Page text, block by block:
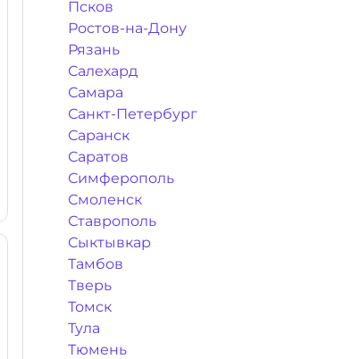
Псков
Ростов-на-Дону
Рязань
Салехард
Самара
Санкт-Петербург
Саранск
Саратов
Симферополь
Смоленск
Ставрополь
Сыктывкар
Тамбов
Тверь
Томск
Тула
Тюмень